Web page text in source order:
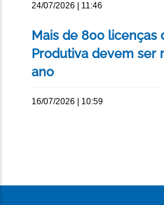
24/07/2026 | 11:46
Mais de 800 licenças
Produtiva devem ser
ano
16/07/2026 | 10:59